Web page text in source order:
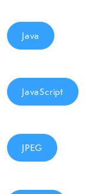
Java
JavaScript
JPEG